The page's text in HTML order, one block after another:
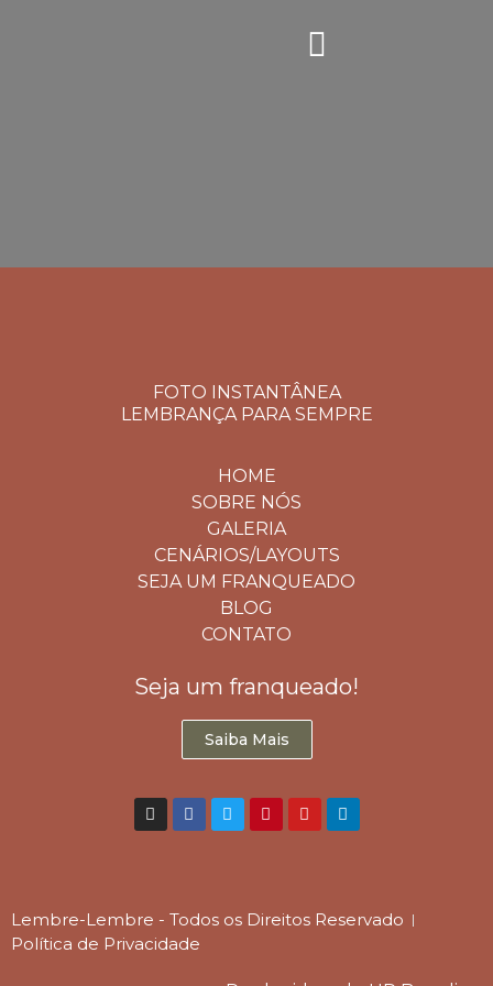
FOTO INSTANTÂNEA
LEMBRANÇA PARA SEMPRE
HOME
SOBRE NÓS
GALERIA
CENÁRIOS/LAYOUTS
SEJA UM FRANQUEADO
BLOG
CONTATO
Seja um franqueado!
Saiba Mais
Lembre-Lembre - Todos os Direitos Reservado
Política de Privacidade